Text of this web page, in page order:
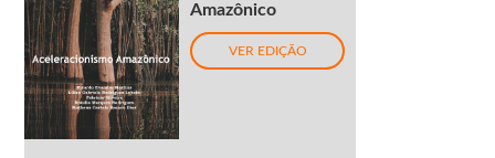
Amazônico
VER EDIÇÃO